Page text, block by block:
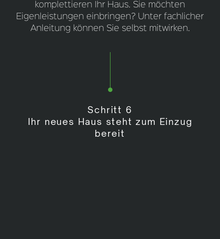
komplettieren Ihr Haus. Sie möchten
Eigenleistungen einbringen? Unter fachlicher
Anleitung können Sie selbst mitwirken.
Schritt 6
Ihr neues Haus steht zum Einzug
bereit